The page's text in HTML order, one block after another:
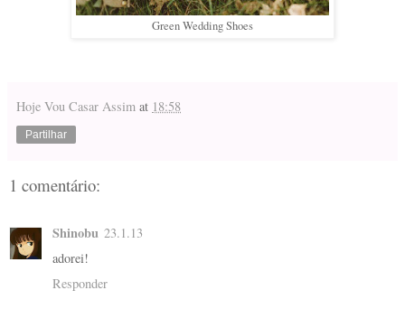
Green Wedding Shoes
Hoje Vou Casar Assim at 18:58
Partilhar
1 comentário:
Shinobu 23.1.13
adorei!
Responder